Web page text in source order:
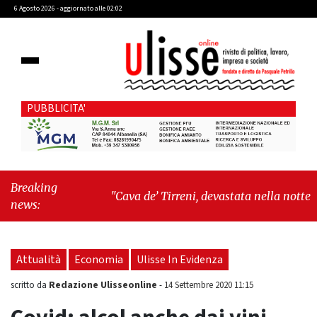
6 Agosto 2026 - aggiornato alle 02:02
PUBBLICITA'
Breaking
news:
"Cava de’ Tirreni, devastata nella notte la Villa
fragilità sociali e pressioni economiche"
Attualità Economia Ulisse In Evidenza
scritto da Redazione Ulisseonline - 14 Settembre 2020 11:15